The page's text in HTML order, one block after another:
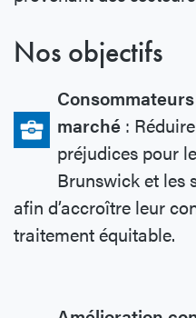
Nos objectifs
marché :
préjudices pour
Brunswick et les
afin d’accroître leur
traitement équitable.